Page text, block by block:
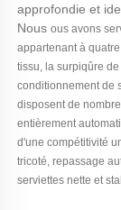
approfondie et
Nous ous avons
appartenant à
tissu, la surpiqûre
conditionnement de
disposent de
entièrement
d'une compétitivité
tricoté, repassage
serviettes nette et